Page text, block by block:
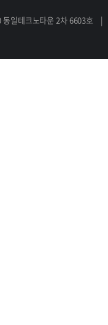
동일테크노타운 2차